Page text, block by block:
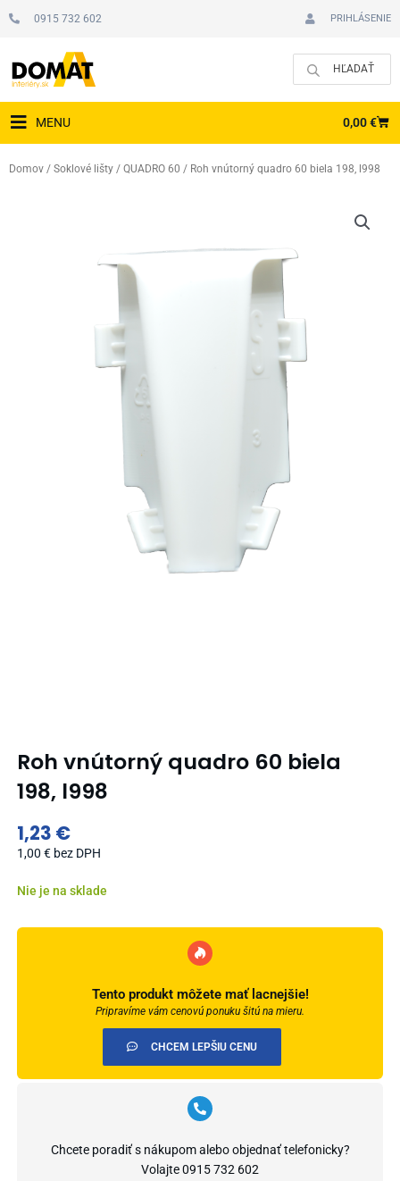
0915 732 602 PRIHLÁSENIE
MENU 0,00€
Domov / Soklové lišty / QUADRO 60 / Roh vnútorný quadro 60 biela 198, l998
Roh vnútorný quadro 60 biela
198, l998
1,23 €
1,00 € bez DPH
Nie je na sklade
Tento produkt môžete mať lacnejšie!
Pripravíme vám cenovú ponuku šitú na mieru.
CHCEM LEPŠIU CENU
Chcete poradiť s nákupom alebo objednať telefonicky?
Volajte0915 732 602